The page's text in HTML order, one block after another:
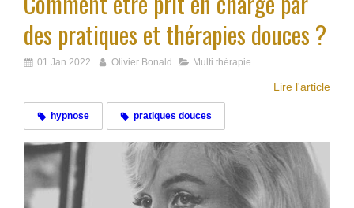
des pratiques et thérapies douces ?
01 Jan 2022 Olivier Bonald Multi thérapie
Lire l'article
hypnose pratiques douces